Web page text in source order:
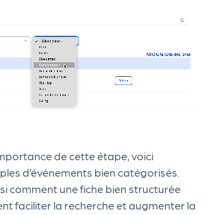
de cette étape, voici
d’événements bien catégorisés.
comment une fiche bien structurée
faciliter la recherche et augmenter la